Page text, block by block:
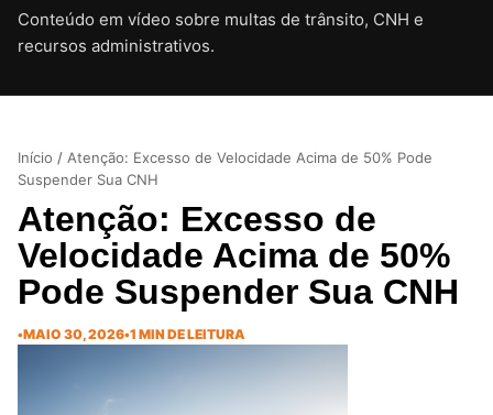
Conteúdo em vídeo sobre multas de trânsito, CNH e
recursos administrativos.CLIQUE PARA ATIVAR O SOM
Início / Atenção: Excesso de Velocidade Acima de 50% Pode
Suspender Sua CNH
Atenção: Excesso de
Velocidade Acima de 50%
Pode Suspender Sua CNH
•MAIO 30, 2026•1 MIN DE LEITURA